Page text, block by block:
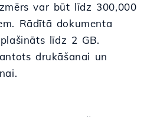
var būt līdz 300,000
Rādītā dokumenta
līdz 2 GB.
drukāšanai un